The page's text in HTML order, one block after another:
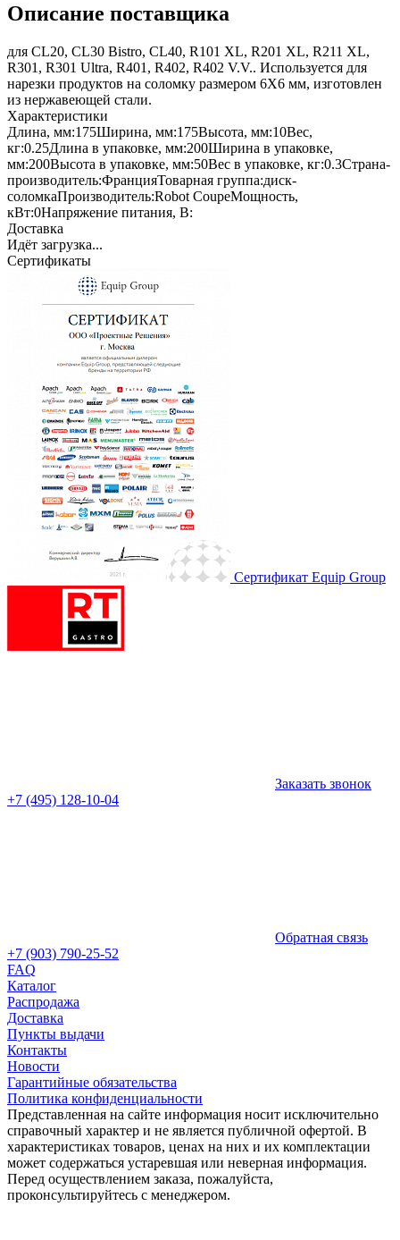
Описание поставщика
для CL20, CL30 Bistro, CL40, R101 XL, R201 XL, R211 XL,
R301, R301 Ultra, R401, R402, R402 V.V.. Используется для
нарезки продуктов на соломку размером 6Х6 мм, изготовлен
из нержавеющей стали.
Характеристики
Длина, мм:175Ширина, мм:175Высота, мм:10Вес,
кг:0.25Длина в упаковке, мм:200Ширина в упаковке,
мм:200Высота в упаковке, мм:50Вес в упаковке, кг:0.3Страна-
производитель:ФранцияТоварная группа:диск-
соломкаПроизводитель:Robot CoupeМощность,
кВт:0Напряжение питания, В:
Доставка
Идёт загрузка...
Сертификаты
Сертификат Equip Group
Заказать звонок
+7 (495) 128-10-04
Обратная связь
+7 (903) 790-25-52
FAQ
Каталог
Распродажа
Доставка
Пункты выдачи
Контакты
Новости
Гарантийные обязательства
Политика конфиденциальности
Представленная на сайте информация носит исключительно
справочный характер и не является публичной офертой. В
характеристиках товаров, ценах на них и их комплектации
может содержаться устаревшая или неверная информация.
Перед осуществлением заказа, пожалуйста,
проконсультируйтесь с менеджером.